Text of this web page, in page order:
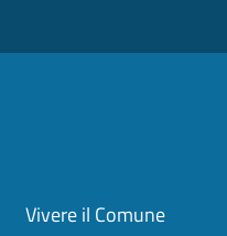
Vivere il Comune